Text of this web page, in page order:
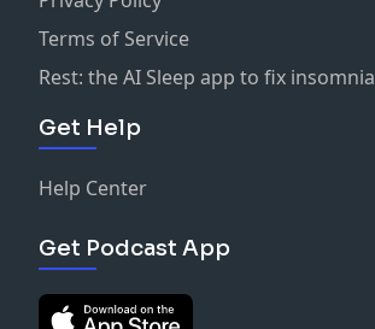
Terms of Service
Rest: the AI Sleep app to fix insomnia
Get Help
Help Center
Get Podcast App